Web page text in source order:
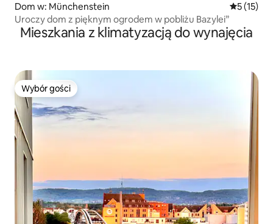
Dom w: Münchenstein Średnia
5 (15)
Uroczy dom z pięknym ogrodem w pobliżu Bazylei”
Mieszkania z klimatyzacją do wynajęcia
Wybór gości
Wybór gości